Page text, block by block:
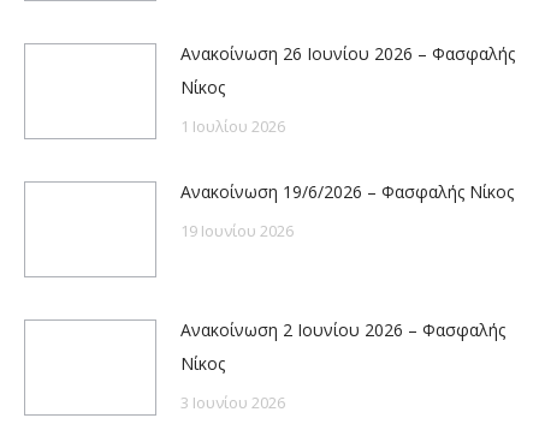
Ανακοίνωση 26 Ιουνίου 2026 – Φασφαλής
Νίκος
1 Ιουλίου 2026
Ανακοίνωση 19/6/2026 – Φασφαλής Νίκος
19 Ιουνίου 2026
Ανακοίνωση 2 Ιουνίου 2026 – Φασφαλής
Νίκος
3 Ιουνίου 2026